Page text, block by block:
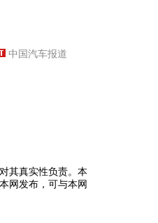
中国汽车报道
其真实性负责。本
网发布，可与本网